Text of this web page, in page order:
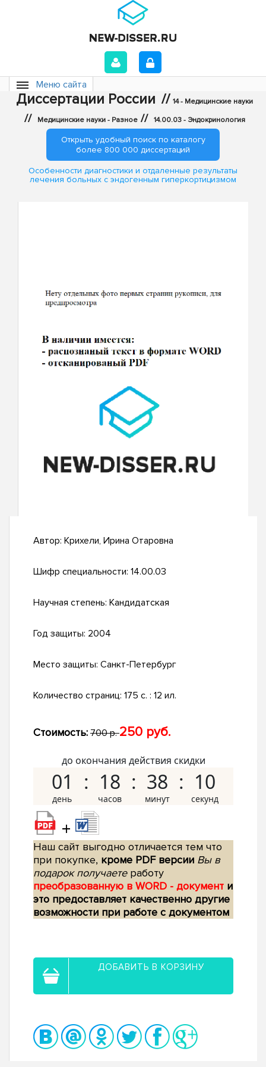
Меню сайта
Диссертации России // 14 - Медицинские науки
// Медицинские науки - Разное // 14.00.03 - Эндокринология
Открыть удобный поиск по каталогу
более 800 000 диссертаций
Особенности диагностики и отдаленные результаты
лечения больных с эндогенным гиперкортицизмом
Автор: Крихели, Ирина Отаровна
Шифр специальности: 14.00.03
Научная степень: Кандидатская
Год защиты: 2004
Место защиты: Санкт-Петербург
Количество страниц: 175 с. : 12 ил.
Стоимость: 700 р.250 руб.
до окончания действия скидки
01 18 38 09
+
Наш сайт выгодно отличается тем что
при покупке, кроме PDF версии Вы в
подарок получаетеработу
преобразованную в WORD - документ и
это предоставляет качественно другие
возможности при работе с документом
ДОБАВИТЬ В КОРЗИНУ